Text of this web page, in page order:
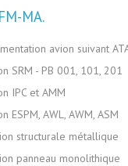
MA
avion suivant
SRM - PB 001, 101, 201
IPC et AMM
ESPM, AWL, AWM, ASM
structurale métallique
panneau monolithique